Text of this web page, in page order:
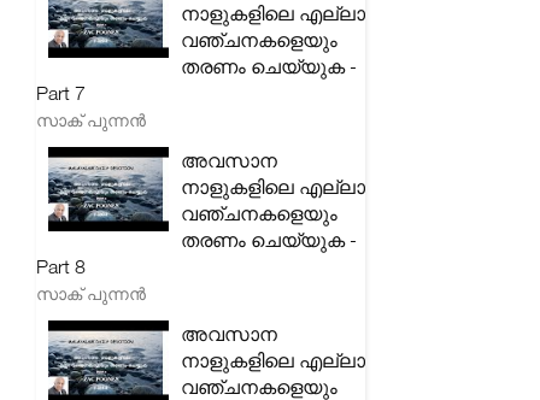
നാളുകളിലെ എല്ലാ
വഞ്ചനകളെയും
തരണം ചെയ്യുക -
Part 7
സാക് പുന്നൻ
അവസാന
നാളുകളിലെ എല്ലാ
വഞ്ചനകളെയും
തരണം ചെയ്യുക -
Part 8
സാക് പുന്നൻ
അവസാന
നാളുകളിലെ എല്ലാ
വഞ്ചനകളെയും